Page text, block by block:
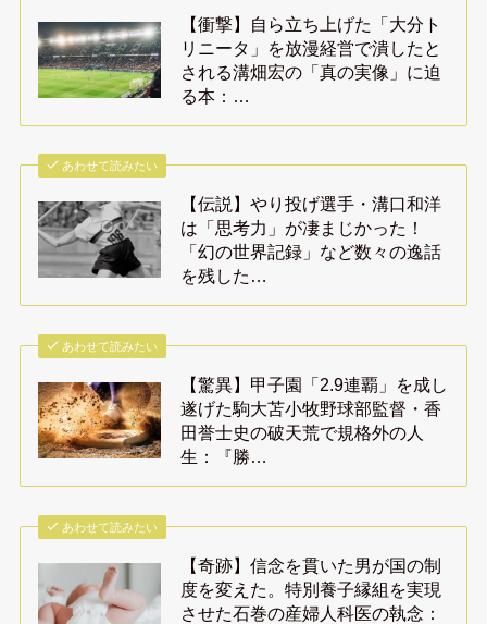
【衝撃】自ら立ち上げた「大分ト
リニータ」を放漫経営で潰したと
される溝畑宏の「真の実像」に迫
る本：…
あわせて読みたい
【伝説】やり投げ選手・溝口和洋
は「思考力」が凄まじかった！
「幻の世界記録」など数々の逸話
を残した…
あわせて読みたい
【驚異】甲子園「2.9連覇」を成し
遂げた駒大苫小牧野球部監督・香
田誉士史の破天荒で規格外の人
生：『勝…
あわせて読みたい
【奇跡】信念を貫いた男が国の制
度を変えた。特別養子縁組を実現
させた石巻の産婦人科医の執念：